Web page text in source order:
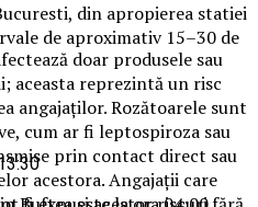
doar produsele sau
aceasta reprezintă un risc
angajaților. Rozătoarele sunt
cum ar fi leptospiroza sau
prin contact direct sau
acestora. Angajații care
din apropierea statiei
de aproximativ 15–30 de